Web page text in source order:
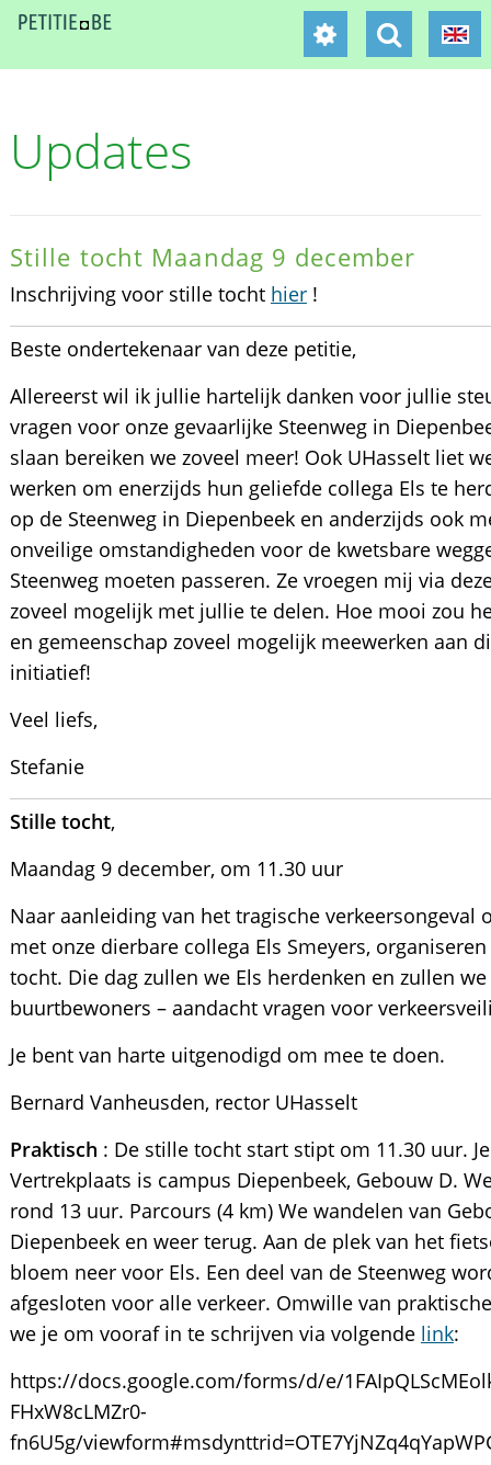
Updates
Stille tocht Maandag 9 december
Inschrijving voor stille tocht hier!
Beste ondertekenaar van deze petitie,
Allereerst wil ik jullie hartelijk danken voor jullie
vragen voor onze gevaarlijke Steenweg in
slaan bereiken we zoveel meer! Ook UHasselt liet
werken om enerzijds hun geliefde collega Els te
op de Steenweg in Diepenbeek en anderzijds ook
onveilige omstandigheden voor de kwetsbare
Steenweg moeten passeren. Ze vroegen mij via
zoveel mogelijk met jullie te delen. Hoe mooi zou
en gemeenschap zoveel mogelijk meewerken aan
initiatief!
Veel liefs,
Stefanie
Stille tocht,
Maandag 9 december, om 11.30 uur
Naar aanleiding van het tragische verkeersongeval
met onze dierbare collega Els Smeyers,
tocht. Die dag zullen we Els herdenken en zullen
buurtbewoners – aandacht vragen voor
Je bent van harte uitgenodigd om mee te doen.
Bernard Vanheusden, rector UHasselt
Praktisch : De stille tocht start stipt om 11.30 uur.
Vertrekplaats is campus Diepenbeek, Gebouw D.
rond 13 uur. Parcours (4 km) We wandelen van
Diepenbeek en weer terug. Aan de plek van het
bloem neer voor Els. Een deel van de Steenweg
afgesloten voor alle verkeer. Omwille van
we je om vooraf in te schrijven via volgende link:
https://docs.google.com/forms/d/e/
FHxW8cLMZr0-
fn6U5g/